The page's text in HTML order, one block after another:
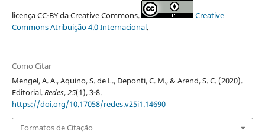
licença CC-BY da Creative Commons.
Creative
Commons Atribuição 4.0 Internacional.
Como Citar
Mengel, A. A., Aquino, S. de L., Deponti, C. M., & Arend, S. C. (2020).
Editorial.Redes,25(1), 3-8.
https://doi.org/10.17058/redes.v25i1.14690
Formatos de Citação